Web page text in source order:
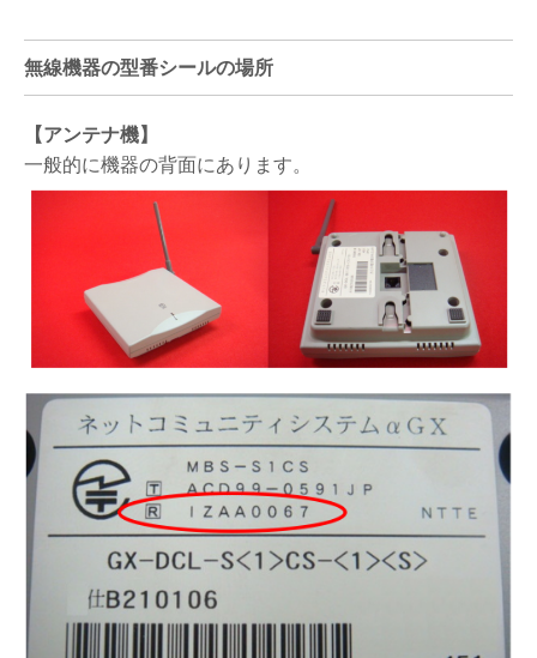
無線機器の型番シールの場所
【アンテナ機】
一般的に機器の背面にあります。